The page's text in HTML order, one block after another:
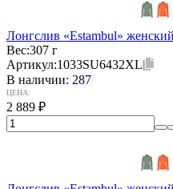
Лонгслив «Estambul»
Вес:307 г
Артикул:1033SU6432XL
В наличии: 287
ЦЕНА:
2 889 ₽